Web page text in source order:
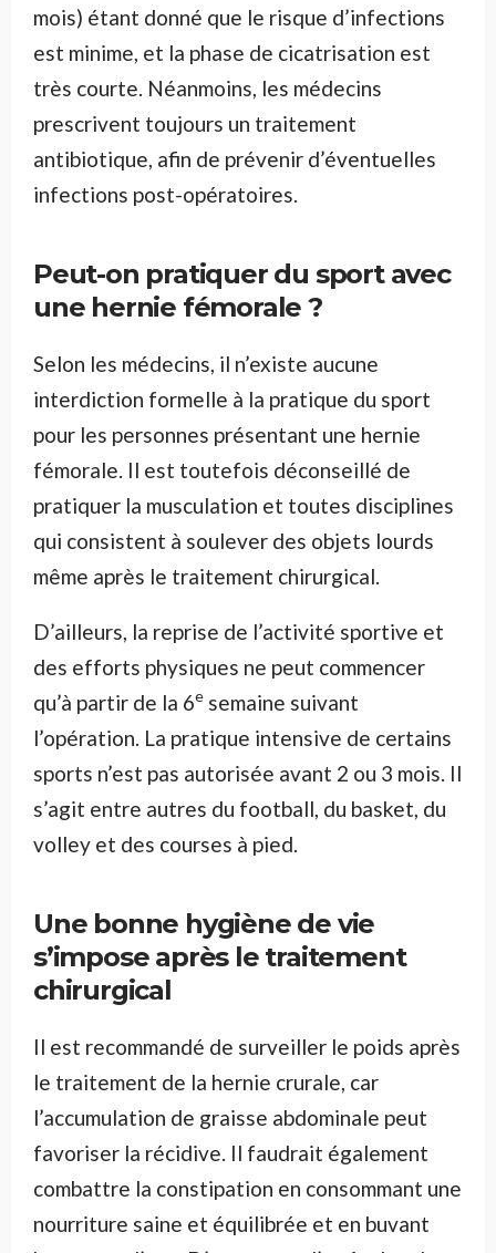
mois) étant donné que le risque d’infections
est minime, et la phase de cicatrisation est
très courte. Néanmoins, les médecins
prescrivent toujours un traitement
antibiotique, afin de prévenir d’éventuelles
infections post-opératoires.
Peut-on pratiquer du sport avec
une hernie fémorale ?
Selon les médecins, il n’existe aucune
interdiction formelle à la pratique du sport
pour les personnes présentant une hernie
fémorale. Il est toutefois déconseillé de
pratiquer la musculation et toutes disciplines
qui consistent à soulever des objets lourds
même après le traitement chirurgical.
D’ailleurs, la reprise de l’activité sportive et
des efforts physiques ne peut commencer
qu’à partir de la 6e semaine suivant
l’opération. La pratique intensive de certains
sports n’est pas autorisée avant 2 ou 3 mois. Il
s’agit entre autres du football, du basket, du
volley et des courses à pied.
Une bonne hygiène de vie
s’impose après le traitement
chirurgical
Il est recommandé de surveiller le poids après
le traitement de la hernie crurale, car
l’accumulation de graisse abdominale peut
favoriser la récidive. Il faudrait également
combattre la constipation en consommant une
nourriture saine et équilibrée et en buvant